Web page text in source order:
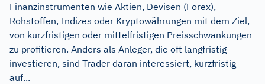
Finanzinstrumenten wie Aktien, Devisen (Forex),
Rohstoffen, Indizes oder Kryptowährungen mit dem Ziel,
von kurzfristigen oder mittelfristigen Preisschwankungen
zu profitieren. Anders als Anleger, die oft langfristig
investieren, sind Trader daran interessiert, kurzfristig
auf...